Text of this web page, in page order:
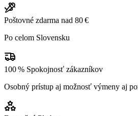
Poštovné zdarma nad 80 €
Po celom Slovensku
100 % Spokojnosť zákazníkov
Osobný prístup aj možnosť výmeny aj